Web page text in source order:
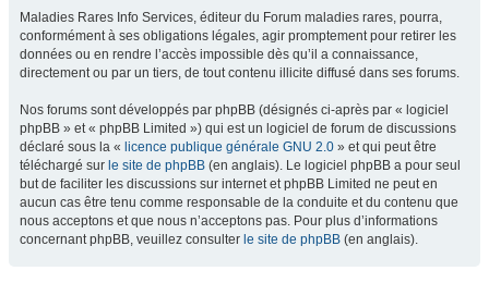
Maladies Rares Info Services, éditeur du Forum maladies rares, pourra,
conformément à ses obligations légales, agir promptement pour retirer les
données ou en rendre l’accès impossible dès qu’il a connaissance,
directement ou par un tiers, de tout contenu illicite diffusé dans ses forums.
Nos forums sont développés par phpBB (désignés ci-après par « logiciel
phpBB » et « phpBB Limited ») qui est un logiciel de forum de discussions
déclaré sous la « licence publique générale GNU 2.0 » et qui peut être
téléchargé sur le site de phpBB (en anglais). Le logiciel phpBB a pour seul
but de faciliter les discussions sur internet et phpBB Limited ne peut en
aucun cas être tenu comme responsable de la conduite et du contenu que
nous acceptons et que nous n’acceptons pas. Pour plus d’informations
concernant phpBB, veuillez consulter le site de phpBB (en anglais).